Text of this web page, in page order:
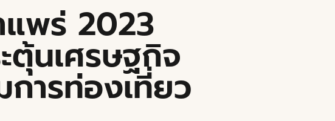
พร่ 2023
ตุ้นเศรษฐกิจ
ารท่องเที่ยว